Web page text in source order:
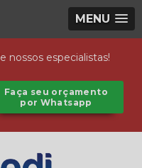
MENU
especialistas!
Faça seu orçamento
por Whatsapp